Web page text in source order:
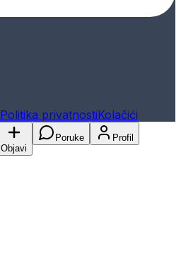
Politika privatnostiKolačići
Objavi
Poruke Profil